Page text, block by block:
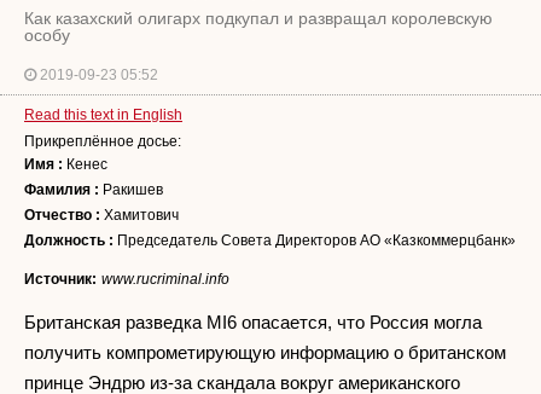
Как казахский олигарх подкупал и развращал королевскую
особу
2019-09-23 05:52
Read this text in English
Прикреплённое досье:
Имя : Кенес
Фамилия : Ракишев
Отчество : Хамитович
Должность : Председатель Совета Директоров АО «Казкоммерцбанк»
Источник: www.rucriminal.info
Британская разведка MI6 опасается, что Россия могла
получить компрометирующую информацию о британском
принце Эндрю из-за скандала вокруг американского